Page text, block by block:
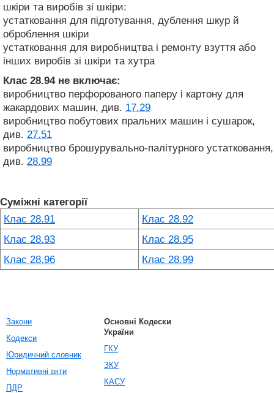
шкіри та виробів зі шкіри:
устатковання для підготування, дублення шкур й
оброблення шкіри
устатковання для виробництва і ремонту взуття або
інших виробів зі шкіри та хутра
Клас 28.94не включає:
виробництво перфорованого паперу і картону для
жакардових машин, див. 17.29
виробництво побутових пральних машин і сушарок,
див. 27.51
виробництво брошурувально-палітурного устатковання,
див. 28.99
Суміжні категорії
Клас 28.91
Клас 28.92
Клас 28.93
Клас 28.95
Клас 28.96
Клас 28.99
Закони
Кодекси
Юридичний словник
Нормативні акти
ПДР
Основні Кодески
України
ГКУ
ЗКУ
КАСУ